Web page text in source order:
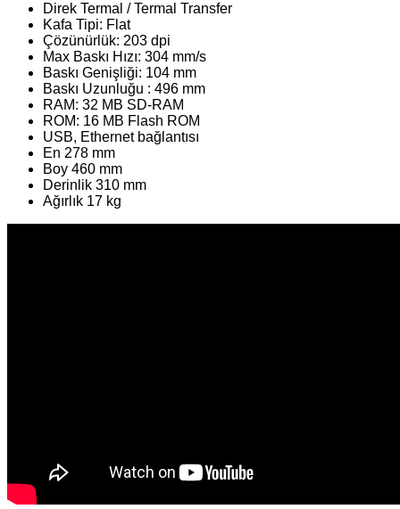
Direk Termal / Termal Transfer
Kafa Tipi: Flat
Çözünürlük: 203 dpi
Max Baskı Hızı: 304 mm/s
Baskı Genişliği: 104 mm
Baskı Uzunluğu : 496 mm
RAM: 32 MB SD-RAM
ROM: 16 MB Flash ROM
USB, Ethernet bağlantısı
En 278 mm
Boy 460 mm
Derinlik 310 mm
Ağırlık 17 kg